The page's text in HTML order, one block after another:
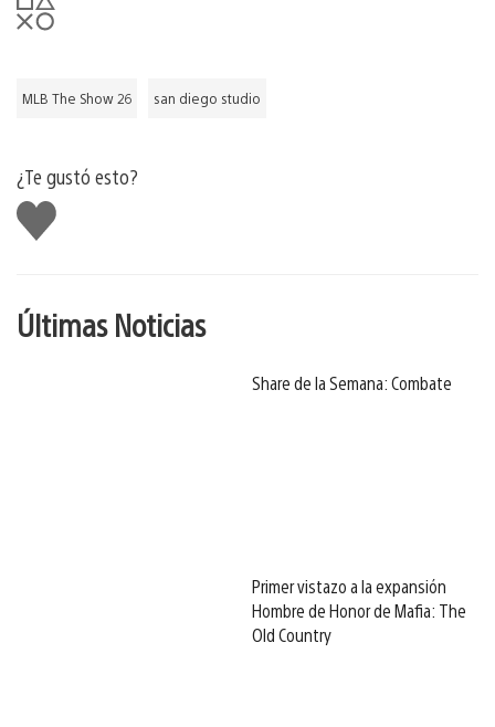
MLB The Show 26 san diego studio
¿Te gustó esto?
Me
gusta
Últimas Noticias
Share de la Semana: Combate
Primer vistazo a la expansión
Hombre de Honor de Mafia: The
Old Country